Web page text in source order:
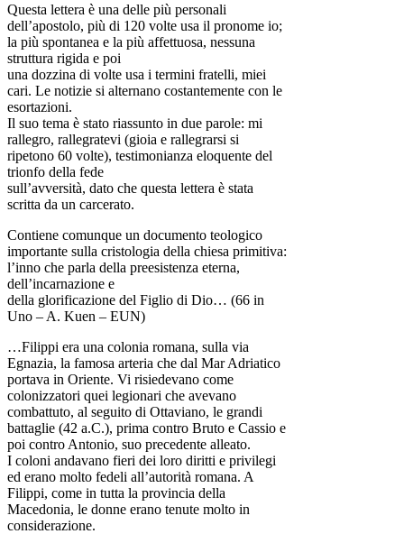
Questa lettera è una delle più personali
dell’apostolo, più di 120 volte usa il pronome io;
la più spontanea e la più affettuosa, nessuna
struttura rigida e poi
una dozzina di volte usa i termini fratelli, miei
cari. Le notizie si alternano costantemente con le
esortazioni.
Il suo tema è stato riassunto in due parole: mi
rallegro, rallegratevi (gioia e rallegrarsi si
ripetono 60 volte), testimonianza eloquente del
trionfo della fede
sull’avversità, dato che questa lettera è stata
scritta da un carcerato.
Contiene comunque un documento teologico
importante sulla cristologia della chiesa primitiva:
l’inno che parla della preesistenza eterna,
dell’incarnazione e
della glorificazione del Figlio di Dio… (66 in
Uno – A. Kuen – EUN)
…Filippi era una colonia romana, sulla via
Egnazia, la famosa arteria che dal Mar Adriatico
portava in Oriente. Vi risiedevano come
colonizzatori quei legionari che avevano
combattuto, al seguito di Ottaviano, le grandi
battaglie (42 a.C.), prima contro Bruto e Cassio e
poi contro Antonio, suo precedente alleato.
I coloni andavano fieri dei loro diritti e privilegi
ed erano molto fedeli all’autorità romana. A
Filippi, come in tutta la provincia della
Macedonia, le donne erano tenute molto in
considerazione.